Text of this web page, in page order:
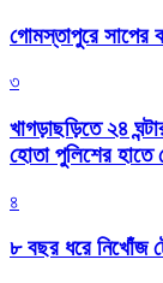
গোমস্তাপুরে সাপের
৩
খাগড়াছড়িতে ২৪
হোতা পুলিশের হাতে
৪
৮ বছর ধরে নিখোঁজ